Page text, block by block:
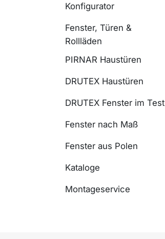
Konfigurator
Fenster, Türen &
Rollläden
PIRNAR Haustüren
DRUTEX Haustüren
DRUTEX Fenster im Test
Fenster nach Maß
Fenster aus Polen
Kataloge
Montageservice